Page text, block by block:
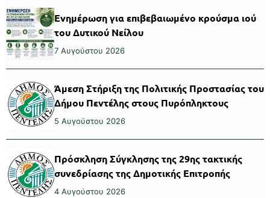
Ενημέρωση για επιβεβαιωμένο κρούσμα ιού
του Δυτικού Νείλου
7 Αυγούστου 2026
Άμεση Στήριξη της Πολιτικής Προστασίας του
Δήμου Πεντέλης στους Πυρόπληκτους
5 Αυγούστου 2026
Πρόσκληση Σύγκλησης της 29ης τακτικής
συνεδρίασης της Δημοτικής Επιτροπής
4 Αυγούστου 2026